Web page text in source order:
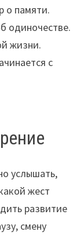
о памяти.
одиночестве.
жизни.
с
услышать,
жест
развитие
смену